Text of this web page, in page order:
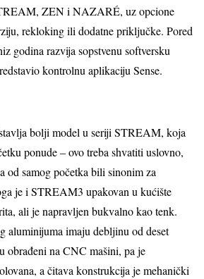
ZEN i NAZARÉ, uz opcione
rekloking ili dodatne priključke. Pored
godina razvija sopstvenu softversku
kontrolnu aplikaciju Sense.
bolji model u seriji STREAM, koja
ponude – ovo treba shvatiti uslovno,
od samog početka bili sinonim za
je i STREAM3 upakovan u kućište
ali je napravljen bukvalno kao tenk.
aluminijuma imaju debljinu od deset
obrađeni na CNC mašini, pa je
a čitava konstrukcija je mehanički